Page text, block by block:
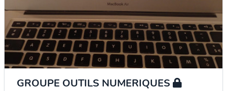
GROUPE OUTILS NUMERIQUES